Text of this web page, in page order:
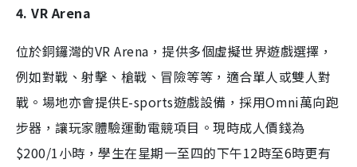
4. VR Arena
位於銅鑼灣的VR Arena，提供多個虛擬世界遊戲選擇，
例如對戰、射擊、槍戰、冒險等等，適合單人或雙人對
戰。場地亦會提供E-sports遊戲設備，採用Omni萬向跑
步器， 讓玩家體驗運動電競項目。現時成人價錢為
$200/1小時，學生在星期一至四的下午12時至6時更有